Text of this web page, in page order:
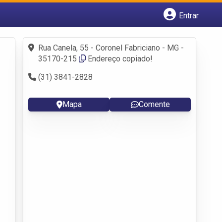
Entrar
Fazer login
Criar conta
Rua Canela, 55 - Coronel Fabriciano - MG -
35170-215
Endereço copiado!
(31) 3841-2828
Mapa Comente